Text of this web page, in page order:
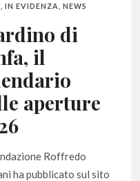
,IN EVIDENZA ,NEWS
di
il
aperture
Roffredo
ha pubblicato sul sito